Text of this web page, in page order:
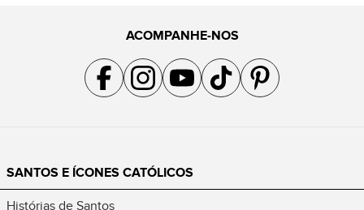
ACOMPANHE-NOS
Acompanhe a gente no Facebook
Acompanhe a gente no Instagram
Acompanhe a gente no YouTube
Acompanhe a gente no TikTok
Acompanhe a gente no
SANTOS E ÍCONES CATÓLICOS
Histórias de Santos